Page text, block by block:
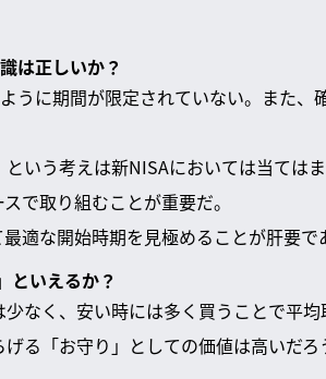
は正しいか？
うに期間が限定されていない。また、
いう考えは新NISAにおいては当ては
で取り組むことが重要だ。
適な開始時期を見極めることが肝要で
といえるか？
なく、安い時には多く買うことで平
る「お守り」としての価値は高いだろ